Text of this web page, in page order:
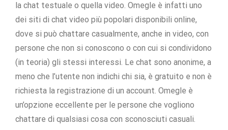
la chat testuale o quella video. Omegle è infatti uno
dei siti di chat video più popolari disponibili online,
dove si può chattare casualmente, anche in video, con
persone che non si conoscono o con cui si condividono
(in teoria) gli stessi interessi. Le chat sono anonime, a
meno che l’utente non indichi chi sia, è gratuito e non è
richiesta la registrazione di un account. Omegle è
un’opzione eccellente per le persone che vogliono
chattare di qualsiasi cosa con sconosciuti casuali.